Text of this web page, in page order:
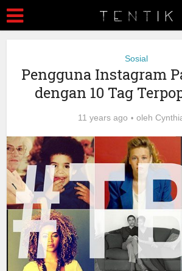
Sosial
Pengguna Instagram
dengan 10 Tag
11 years ago oleh